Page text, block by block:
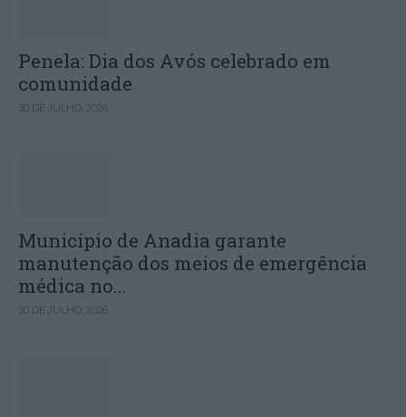
Penela: Dia dos Avós celebrado em
comunidade
30 DE JULHO, 2026
Município de Anadia garante
manutenção dos meios de emergência
médica no...
30 DE JULHO, 2026